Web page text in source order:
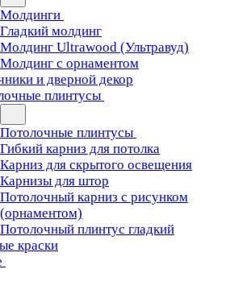
Молдинги
Гладкий молдинг
Молдинг Ultrawood (Ультравуд)
Молдинг с орнаментом
и дверной декор
плинтусы
Потолочные плинтусы
Гибкий карниз для потолка
Карниз для скрытого освещения
Карнизы для штор
Потолочный карниз с рисунком
(орнаментом)
Потолочный плинтус гладкий
краски